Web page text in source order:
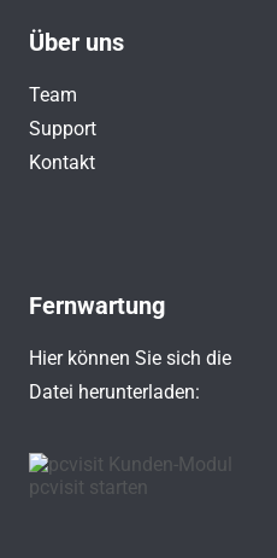
Über uns
Team
Support
Kontakt
Fernwartung
Hier können Sie sich die
Datei herunterladen: